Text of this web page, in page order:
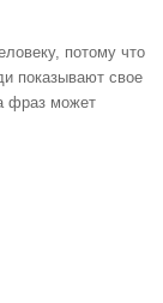
потому что
показывают свое
фраз может